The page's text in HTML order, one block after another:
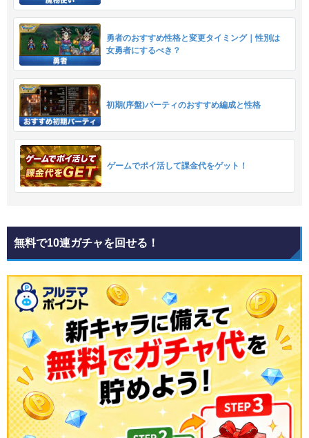
勇者のおすすめ性格と変更タイミング｜性別は
女勇者にするべき？
初期(序盤)パーティのおすすめ編成と性格
ゲームでポイ活して課金代をゲット！
無料で10連ガチャを回せる！